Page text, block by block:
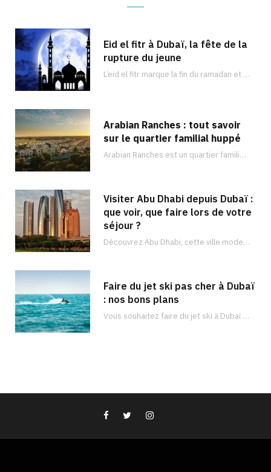
Eid el fitr à Dubaï, la fête de la
rupture du jeune
L’eid el fitr marque la fin du ramadan et est célébré dans de nombreux pays du monde entier comme à Dubaï. Découvrez les activités que vous pouvez faire !
Arabian Ranches : tout savoir
sur le quartier familial huppé
Arabian Ranches est un quartier familial sécurisé situé dans la banlieue de Dubaï et qui…
Visiter Abu Dhabi depuis Dubaï :
que voir, que faire lors de votre
séjour ?
Découvrez Abu Dhabi, cette ville moderne et luxueuse remplie de vastes trésors. Il y en a pour tous les goûts !
Faire du jet ski pas cher à Dubaï
: nos bons plans
Vous souhaitez faire du jet ski à Dubaï ? Découvrez les meilleurs endroits pour faire du jet ski à Dubaï et à quel prix